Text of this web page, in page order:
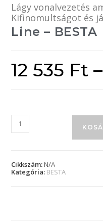
Lágy vonalvezetés
Kifinomultságot és
Line – BESTA
12 535 Ft –
Cikkszám:N/A
Kategória: BESTA